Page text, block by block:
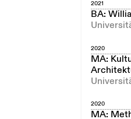
2021
BA:
2020
MA:
2020
MA: